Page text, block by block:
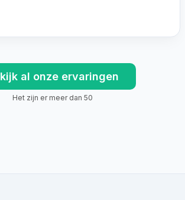
al onze ervaringen
Het zijn er meer dan 50